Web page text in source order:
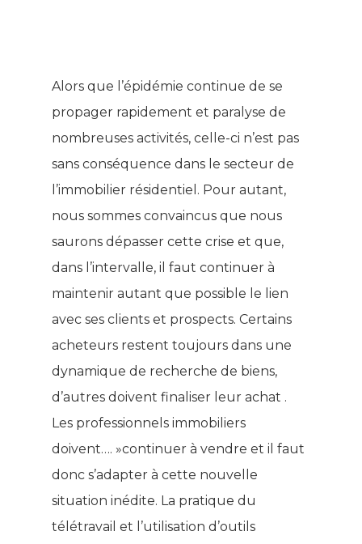
Alors que l’épidémie continue de se
propager rapidement et paralyse de
nombreuses activités, celle-ci n’est pas
sans conséquence dans le secteur de
l’immobilier résidentiel. Pour autant,
nous sommes convaincus que nous
saurons dépasser cette crise et que,
dans l’intervalle, il faut continuer à
maintenir autant que possible le lien
avec ses clients et prospects. Certains
acheteurs restent toujours dans une
dynamique de recherche de biens,
d’autres doivent finaliser leur achat .
Les professionnels immobiliers
doivent…. »continuer à vendre et il faut
donc s’adapter à cette nouvelle
situation inédite. La pratique du
télétravail et l’utilisation d’outils